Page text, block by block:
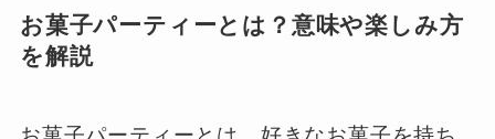
お菓子パーティーとは？意味や楽しみ方
を解説